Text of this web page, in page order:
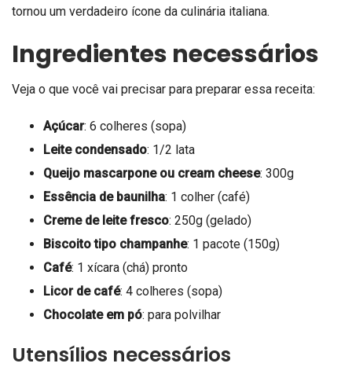
tornou um verdadeiro ícone da culinária italiana.
Ingredientes necessários
Veja o que você vai precisar para preparar essa receita:
Açúcar: 6 colheres (sopa)
Leite condensado: 1/2 lata
Queijo mascarpone ou cream cheese: 300g
Essência de baunilha: 1 colher (café)
Creme de leite fresco: 250g (gelado)
Biscoito tipo champanhe: 1 pacote (150g)
Café: 1 xícara (chá) pronto
Licor de café: 4 colheres (sopa)
Chocolate em pó: para polvilhar
Utensílios necessários